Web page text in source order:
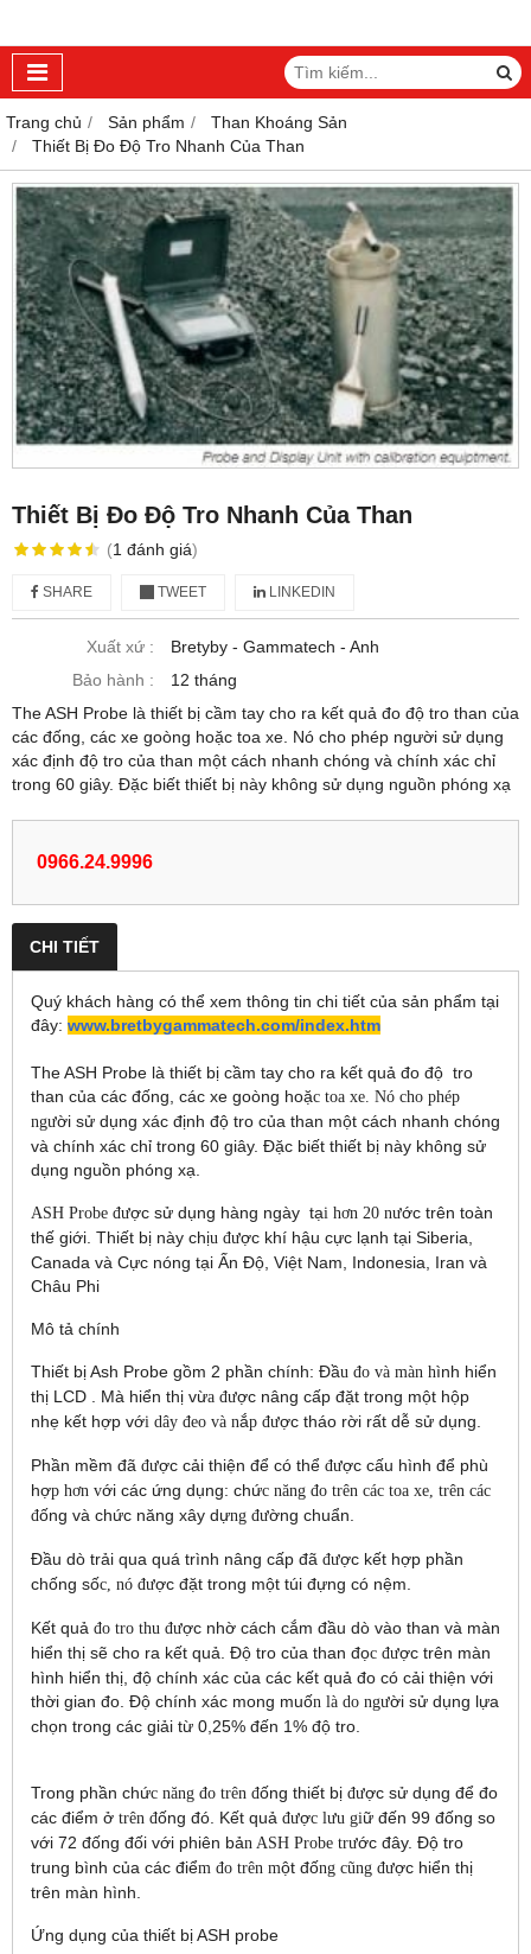
Trang chủ Sản phẩm
Than Khoáng Sản
Thiết Bị Đo Độ Tro Nhanh Của Than
Thiết Bị Đo Độ Tro Nhanh Của Than
(1 đánh giá)
SHARE TWEET LINKEDIN
Xuất xứ :
Bretyby - Gammatech - Anh
Bảo hành :
12 tháng
The ASH Probe là thiết bị cầm tay cho ra kết quả đo độ tro than của
các đống, các xe goòng hoặc toa xe. Nó cho phép người sử dụng
xác định độ tro của than một cách nhanh chóng và chính xác chỉ
trong 60 giây. Đặc biết thiết bị này không sử dụng nguồn phóng xạ
0966.24.9996
CHI TIẾT
Quý khách hàng có thể xem thông tin chi tiết của sản phẩm tại
đây: www.bretbygammatech.com/index.htm
The ASH Probe là thiết bị cầm tay cho ra kết quả đo độ tro
than của các đống, các xe goòng hoặc toa xe. Nó cho phép
người sử dụng xác định độ tro của than một cách nhanh chóng
và chính xác chỉ trong 60 giây. Đặc biết thiết bị này không sử
dụng nguồn phóng xạ
ASH Probe được sử dụng hàng ngày tại hơn 20 nước trên toàn
thế giới. Thiết bị này chịu được khí hậu cực lạnh tại Siberia,
Canada và Cực nóng tại Ấn Độ , Việt Nam, Indonesia, Iran và
Châu Phi
Mô tả chính
Thiết bịAsh Probe gồm 2 phần chính: Đầu đo và màn hình hiển
thị LCD . Mà hiển thị vừa được nâng cấp đặt trong một hộp
nhẹ kết hợp với dây đeo và nắp được tháo rời rất dễ sử dụng.
Phần mềm đã được cải thiện để có thể được cấu hình để phù
hợp hơn với các ứng dụng: chức năng đo trên các toa xe, trên các
đống và chức năng xây dựng đường chuẩn.
Đầu dò trải qua quá trình nâng cấp đã được kết hợp phần
chống sốc, nó được đặt trong một túi đựng có nệm.
Kết quả đo tro thu được nhờ cách cắm đầu dò vào than và màn
hiển thị sẽ cho ra kết quả . Độ tro của than đọc được trên màn
hình hiển thị , độ chính xác của các kết quả đo có cải thiện với
thời gian đo. Độ chính xác mong muốn là do người sử dụng lựa
chọn trong các giải từ 0,25% đến 1% độ tro.
Trong phần chức năng đo trên đống thiết bị được sử dụng để đo
các điểm ở trên đống đó. Kết quả được lưu giữ đến 99 đống so
với 72 đống đối với phiên bản ASH Probe trước đây. Độ tro
trung bình của các điểm đo trên một đống cũng được hiển thị
trên màn hình.
Ứng dụng của thiết bịASH probe